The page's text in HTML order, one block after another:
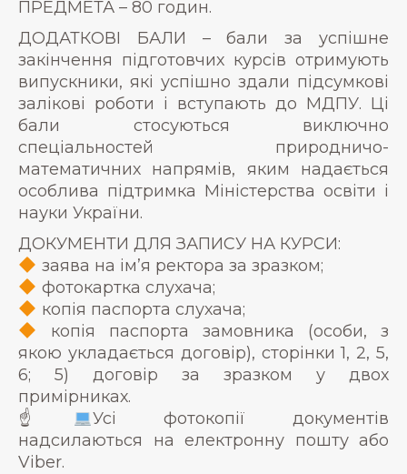
ПРЕДМЕТА – 80 годин.
ДОДАТКОВІ БАЛИ – бали за успішне
закінчення підготовчих курсів отримують
випускники, які успішно здали підсумкові
залікові роботи і вступають до МДПУ. Ці
бали стосуються виключно
спеціальностей природничо-
математичних напрямів, яким надається
особлива підтримка Міністерства освіти і
науки України.
ДОКУМЕНТИ ДЛЯ ЗАПИСУ НА КУРСИ:
заява на ім’я ректора за зразком;
фотокартка слухача;
копія паспорта слухача;
копія паспорта замовника (особи, з
якою укладається договір), сторінки 1, 2, 5,
6; 5) договір за зразком у двох
примірниках.
☝
Усі фотокопії документів
надсилаються на електронну пошту або
Viber.